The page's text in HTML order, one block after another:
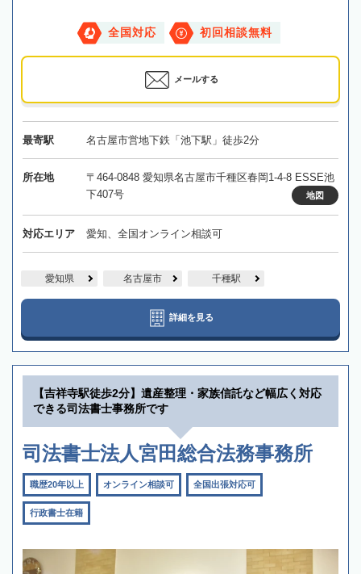
全国対応 初回相談無料
メールする
最寄駅 名古屋市営地下鉄「池下駅」徒歩2分
所在地
〒464-0848 愛知県名古屋市千種区春岡1-4-8 ESSE池
下407号
地図
対応エリア 愛知、全国オンライン相談可
愛知県 名古屋市 千種駅
詳細を見る
【吉祥寺駅徒歩2分】遺産整理・家族信託など幅広く対応
できる司法書士事務所です
司法書士法人宮田総合法務事務所
職歴20年以上 オンライン相談可 全国出張対応可
行政書士在籍